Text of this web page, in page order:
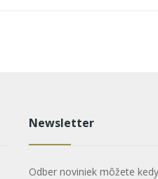
Newsletter
Odber noviniek môžete